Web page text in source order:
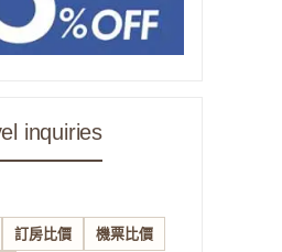
inquiries
訂房比價 機票比價